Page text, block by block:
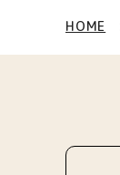
HOME